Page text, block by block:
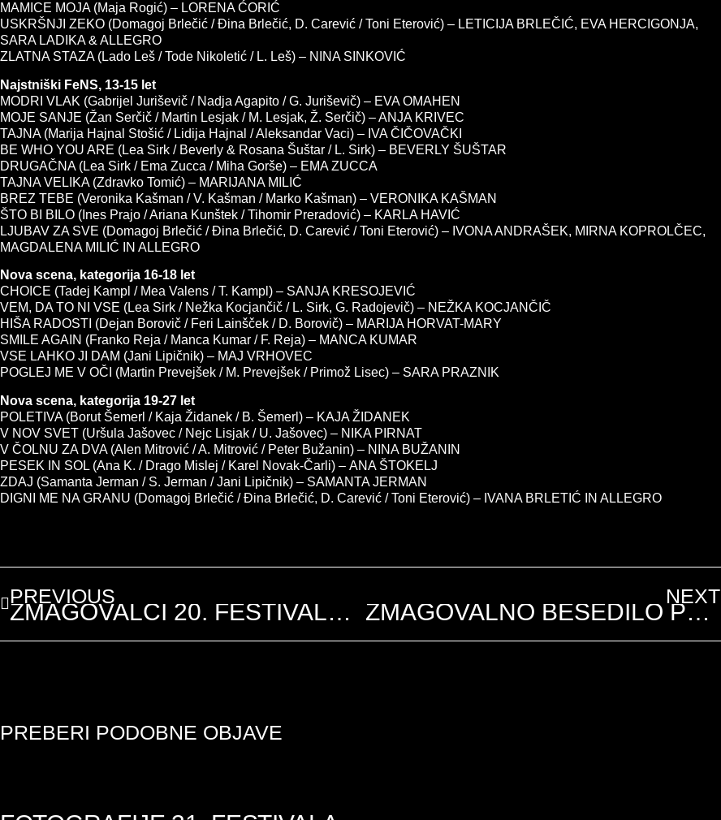
MAMICE MOJA (Maja Rogić) – LORENA ĆORIĆ
USKRŠNJI ZEKO (Domagoj Brlečić / Đina Brlečić, D. Carević / Toni Eterović) – LETICIJA BRLEČIĆ, EVA HERCIGONJA,
SARA LADIKA & ALLEGRO
ZLATNA STAZA (Lado Leš / Tode Nikoletić / L. Leš) – NINA SINKOVIĆ
Najstniški FeNS, 13-15 let
MODRI VLAK (Gabrijel Juriševič / Nadja Agapito / G. Juriševič) – EVA OMAHEN
MOJE SANJE (Žan Serčič / Martin Lesjak / M. Lesjak, Ž. Serčič) – ANJA KRIVEC
TAJNA (Marija Hajnal Stošić / Lidija Hajnal / Aleksandar Vaci) – IVA ČIČOVAČKI
BE WHO YOU ARE (Lea Sirk / Beverly & Rosana Šuštar / L. Sirk) – BEVERLY ŠUŠTAR
DRUGAČNA (Lea Sirk / Ema Zucca / Miha Gorše) – EMA ZUCCA
TAJNA VELIKA (Zdravko Tomić) – MARIJANA MILIĆ
BREZ TEBE (Veronika Kašman / V. Kašman / Marko Kašman) – VERONIKA KAŠMAN
ŠTO BI BILO (Ines Prajo / Ariana Kunštek / Tihomir Preradović) – KARLA HAVIĆ
LJUBAV ZA SVE (Domagoj Brlečić / Đina Brlečić, D. Carević / Toni Eterović) – IVONA ANDRAŠEK, MIRNA KOPROLČEC,
MAGDALENA MILIĆ IN ALLEGRO
Nova scena, kategorija 16-18 let
CHOICE (Tadej Kampl / Mea Valens / T. Kampl) – SANJA KRESOJEVIĆ
VEM, DA TO NI VSE (Lea Sirk / Nežka Kocjančič / L. Sirk, G. Radojevič) – NEŽKA KOCJANČIČ
HIŠA RADOSTI (Dejan Borovič / Feri Lainšček / D. Borovič) – MARIJA HORVAT-MARY
SMILE AGAIN (Franko Reja / Manca Kumar / F. Reja) – MANCA KUMAR
VSE LAHKO JI DAM (Jani Lipičnik) – MAJ VRHOVEC
POGLEJ ME V OČI (Martin Prevejšek / M. Prevejšek / Primož Lisec) – SARA PRAZNIK
Nova scena, kategorija 19-27 let
POLETIVA (Borut Šemerl / Kaja Židanek / B. Šemerl) – KAJA ŽIDANEK
V NOV SVET (Uršula Jašovec / Nejc Lisjak / U. Jašovec) – NIKA PIRNAT
V ČOLNU ZA DVA (Alen Mitrović / A. Mitrović / Peter Bužanin) – NINA BUŽANIN
PESEK IN SOL (Ana K. / Drago Mislej / Karel Novak-Čarli) – ANA ŠTOKELJ
ZDAJ (Samanta Jerman / S. Jerman / Jani Lipičnik) – SAMANTA JERMAN
DIGNI ME NA GRANU (Domagoj Brlečić / Đina Brlečić, D. Carević / Toni Eterović) – IVANA BRLETIĆ IN ALLEGRO
PREVIOUS
ZMAGOVALCI 20. FESTIVALA FENS 2015
NEXT
ZMAGOVALNO BESEDILO PESMI FENS 2016 – HIŠA RADOSTI, AVTOR FERI LAINŠČEK
PREBERI PODOBNE OBJAVE